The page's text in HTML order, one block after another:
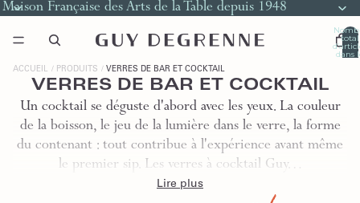
Maison Française des Arts de la Table depuis 1948
total
dans
ACCUEIL PRODUITS VERRES DE BAR ET COCKTAIL
VERRES DE BAR ET COCKTAIL
Un cocktail se déguste d'abord avec les yeux. La couleur
de la boisson, le jeu de la lumière dans le verre, la forme
du contenant : tout contribue à l'expérience avant même
le premier sip. Les verres à cocktail Guy…
Lire plus